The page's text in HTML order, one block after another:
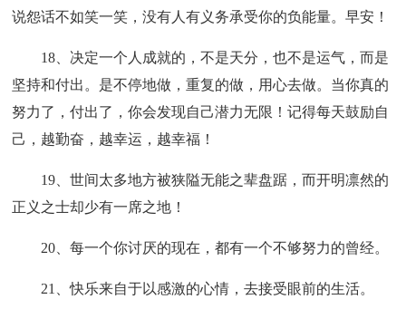
说怨话不如笑一笑，没有人有义务承受你的负能量。早安！
18、决定一个人成就的，不是天分，也不是运气，而是
坚持和付出。是不停地做，重复的做，用心去做。当你真的
努力了，付出了，你会发现自己潜力无限！记得每天鼓励自
己，越勤奋，越幸运，越幸福！
19、世间太多地方被狭隘无能之辈盘踞，而开明凛然的
正义之士却少有一席之地！
20、每一个你讨厌的现在，都有一个不够努力的曾经。
21、快乐来自于以感激的心情，去接受眼前的生活。